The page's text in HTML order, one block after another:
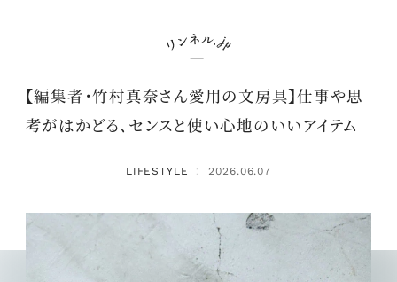
【編集者・竹村真奈さん愛用の文房具】仕事や思
考がはかどる、センスと使い心地のいいアイテム
LIFESTYLE ： 2026.06.07